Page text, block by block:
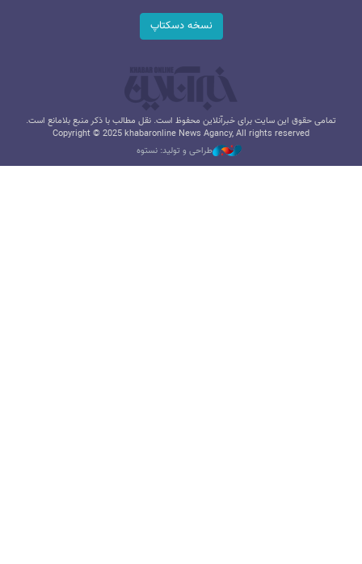
نسخه دسکتاپ
تمامی حقوق این سایت برای خبرآنلاین محفوظ است. نقل مطالب با ذکر منبع بلامانع است.
Copyright © 2025 khabaronline News Agancy, All rights reserved
طراحی و تولید: نستوه